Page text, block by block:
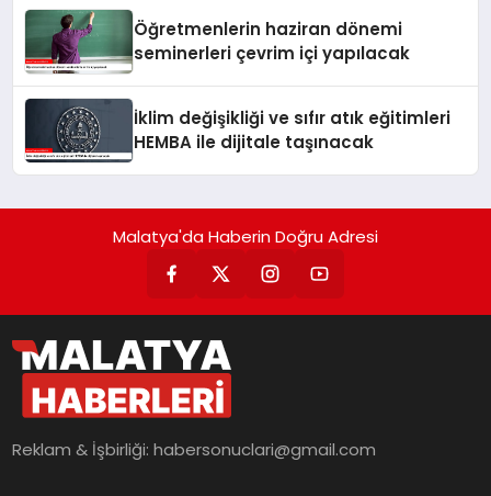
Öğretmenlerin haziran dönemi
seminerleri çevrim içi yapılacak
İklim değişikliği ve sıfır atık eğitimleri
HEMBA ile dijitale taşınacak
Malatya'da Haberin Doğru Adresi
Reklam & İşbirliği:habersonuclari@gmail.com